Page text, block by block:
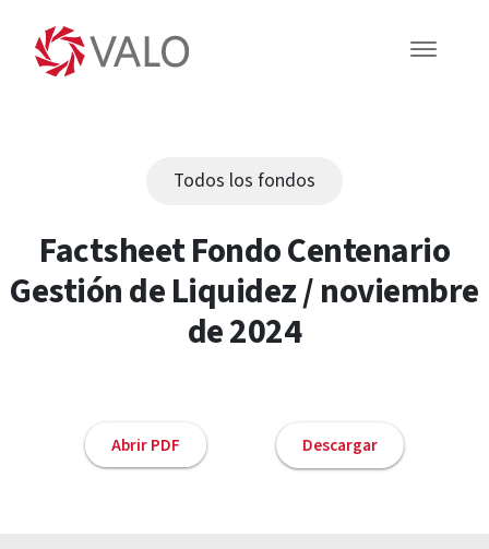
Todos los fondos
Factsheet Fondo Centenario
Gestión de Liquidez / noviembre
de 2024
Abrir PDF Descargar